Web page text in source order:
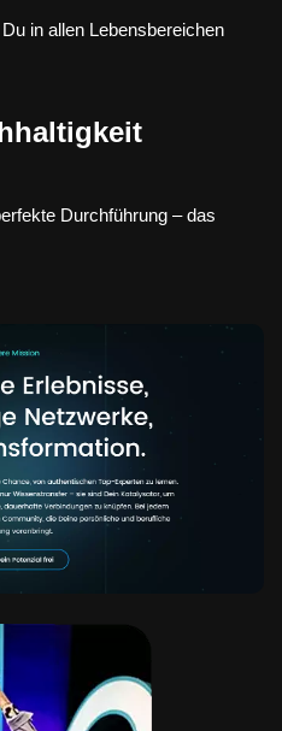
in allen Lebensbereichen
Durchführung – das